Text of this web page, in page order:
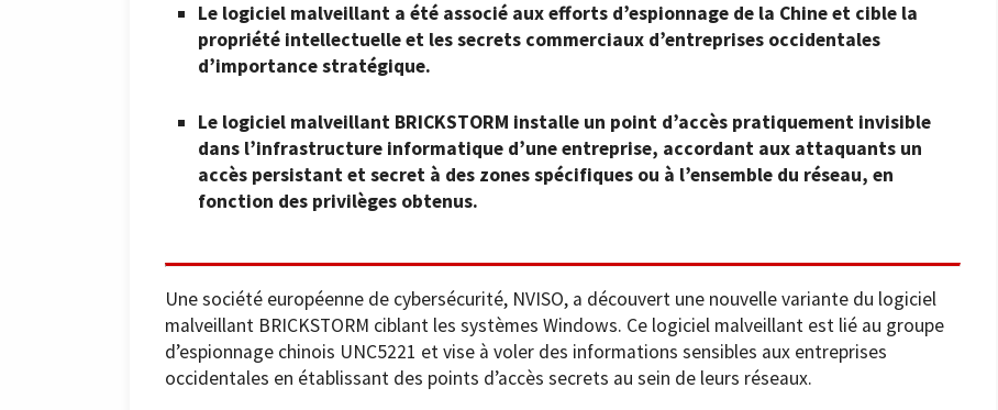
Le logiciel malveillant a été associé aux efforts d’espionnage de la Chine et cible la
propriété intellectuelle et les secrets commerciaux d’entreprises occidentales
d’importance stratégique.
Le logiciel malveillant BRICKSTORM installe un point d’accès pratiquement invisible
dans l’infrastructure informatique d’une entreprise, accordant aux attaquants un
accès persistant et secret à des zones spécifiques ou à l’ensemble du réseau, en
fonction des privilèges obtenus.
Une société européenne de cybersécurité, NVISO, a découvert une nouvelle variante du logiciel
malveillant BRICKSTORM ciblant les systèmes Windows. Ce logiciel malveillant est lié au groupe
d’espionnage chinois UNC5221 et vise à voler des informations sensibles aux entreprises
occidentales en établissant des points d’accès secrets au sein de leurs réseaux.